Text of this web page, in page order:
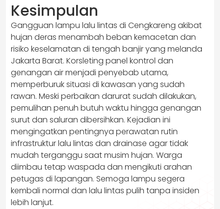
Kesimpulan
Gangguan lampu lalu lintas di Cengkareng akibat
hujan deras menambah beban kemacetan dan
risiko keselamatan di tengah banjir yang melanda
Jakarta Barat. Korsleting panel kontrol dan
genangan air menjadi penyebab utama,
memperburuk situasi di kawasan yang sudah
rawan. Meski perbaikan darurat sudah dilakukan,
pemulihan penuh butuh waktu hingga genangan
surut dan saluran dibersihkan. Kejadian ini
mengingatkan pentingnya perawatan rutin
infrastruktur lalu lintas dan drainase agar tidak
mudah terganggu saat musim hujan. Warga
diimbau tetap waspada dan mengikuti arahan
petugas di lapangan. Semoga lampu segera
kembali normal dan lalu lintas pulih tanpa insiden
lebih lanjut.